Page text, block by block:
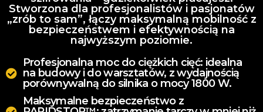
Stworzona dla profesjonalistów i pasjonatów
„zrób to sam”, łączy maksymalną mobilność z
bezpieczeństwem i efektywnością na
najwyższym poziomie.
Profesjonalna moc do ciężkich cięć: idealna
na budowy i do warsztatów, z wydajnością
porównywalną do silnika o mocy 1800 W.
Maksymalne bezpieczeństwo z